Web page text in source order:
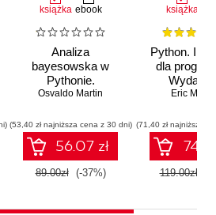
książka ebook
Analiza
bayesowska w
Pythonie.
Praktyczny
modelowaniu
probabilistycznym.
Wydanie III
Osvaldo Martin
(53,40 zł najniższa cena z 30 dni)
56.07 zł
89.00zł (-37%)
książka
Python.
dla
Wydanie
Eric
(71,40 zł najniższa
119.00zł